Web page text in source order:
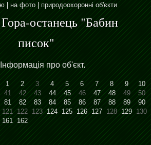
|на фото|природоохоронні об'єкти
останець "Бабин
писок"
Інформація про об'єкт.
1 2 3 4 5 6 7 8 9
10
41 42 43 44 45 46 47 48 49 50
81
82 83 84 85 86 87 88 89
90
121122123 124 125 126 127 128 129 130
161 162